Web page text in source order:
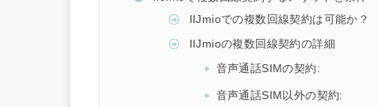
IIJmioでの複数回線契約は可能か？
IIJmioの複数回線契約の詳細
音声通話SIMの契約:
音声通話SIM以外の契約: